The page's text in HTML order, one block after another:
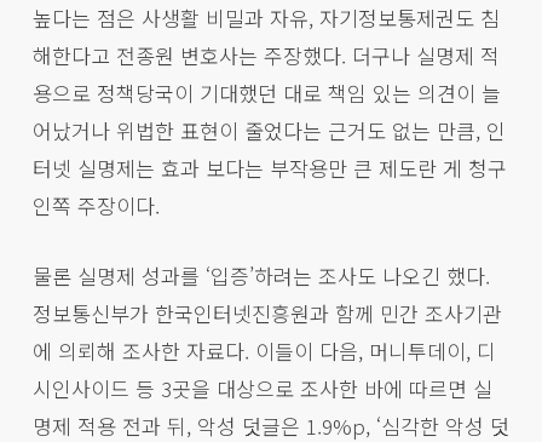
높다는 점은 사생활 비밀과 자유, 자기정보통제권도 침
해한다고 전종원 변호사는 주장했다. 더구나 실명제 적
용으로 정책당국이 기대했던 대로 책임 있는 의견이 늘
어났거나 위법한 표현이 줄었다는 근거도 없는 만큼, 인
터넷 실명제는 효과 보다는 부작용만 큰 제도란 게 청구
인쪽 주장이다.
물론 실명제 성과를 ‘입증’하려는 조사도 나오긴 했다.
정보통신부가 한국인터넷진흥원과 함께 민간 조사기관
에 의뢰해 조사한 자료다. 이들이 다음, 머니투데이, 디
시인사이드 등 3곳을 대상으로 조사한 바에 따르면 실
명제 적용 전과 뒤, 악성 덧글은 1.9%p, ‘심각한 악성 덧